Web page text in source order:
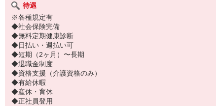
待遇
※各種規定有
◆社会保険完備
◆無料定期健康診断
◆日払い・週払い可
◆短期（2ヶ月）〜長期
◆退職金制度
◆資格支援（介護資格のみ）
◆有給休暇
◆産休・育休
◆正社員登用